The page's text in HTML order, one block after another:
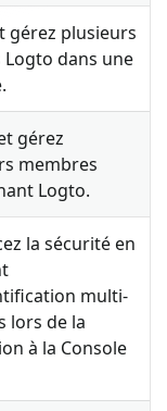
gérez plusieurs
dans une
gérez
membres
Logto.
la sécurité en
multi-
lors de la
à la Console